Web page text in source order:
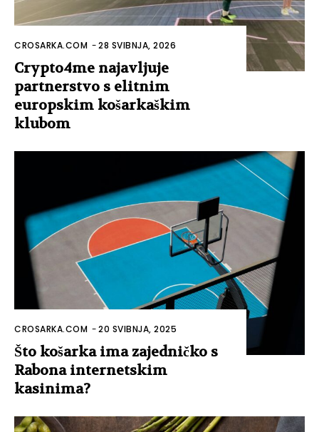
CROSARKA.COM -28 SVIBNJA, 2026
Crypto4me najavljuje
partnerstvo s elitnim
europskim košarkaškim
klubom
CROSARKA.COM -20 SVIBNJA, 2025
Što košarka ima zajedničko s
Rabona internetskim
kasinima?